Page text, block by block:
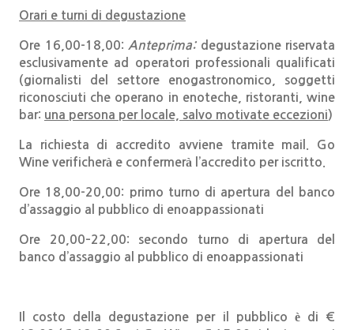
Orari e turni di degustazione
Ore 16,00-18,00: Anteprima:degustazione riservata
esclusivamente ad operatori professionali qualificati
(giornalisti del settore enogastronomico, soggetti
riconosciuti che operano in enoteche, ristoranti, wine
bar: una persona per locale, salvo motivate eccezioni)
La richiesta di accredito avviene tramite mail. Go
Wine verificherà e confermerà l’accredito per iscritto.
Ore 18,00-20,00: primo turno di apertura del banco
d’assaggio al pubblico di enoappassionati
Ore 20,00–22,00: secondo turno di apertura del
banco d’assaggio al pubblico di enoappassionati
Il costo della degustazione per il pubblico è di €